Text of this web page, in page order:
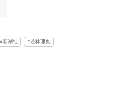
新潮社 若林理央